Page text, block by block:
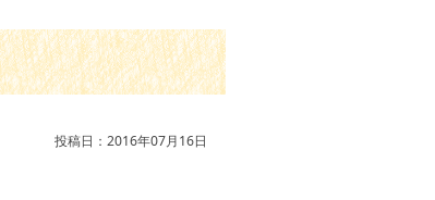
投稿日：2016年07月16日